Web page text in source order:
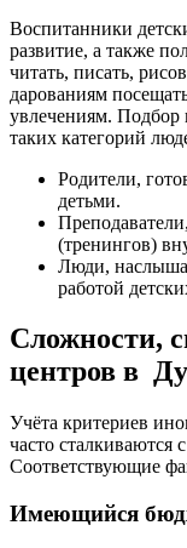
Воспитанники
развитие, а также
читать, писать,
дарованиям
увлечениям. Подбор
таких категорий
Родители,
детьми.
(тренингов)
Люди,
работой
Сложности,
центров в
Учёта критериев
часто сталкиваются
Соответствующие
Имеющийся